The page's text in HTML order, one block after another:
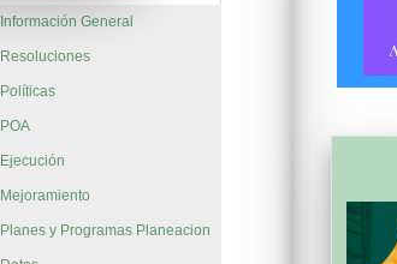
Información General
Resoluciones
Políticas
POA
Ejecución
Mejoramiento
Planes y Programas Planeacion